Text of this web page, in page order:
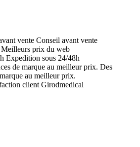
Conseil avant vente
Meilleurs prix du web
Expedition sous 24/48h
Des
au meilleur prix.
client Girodmedical